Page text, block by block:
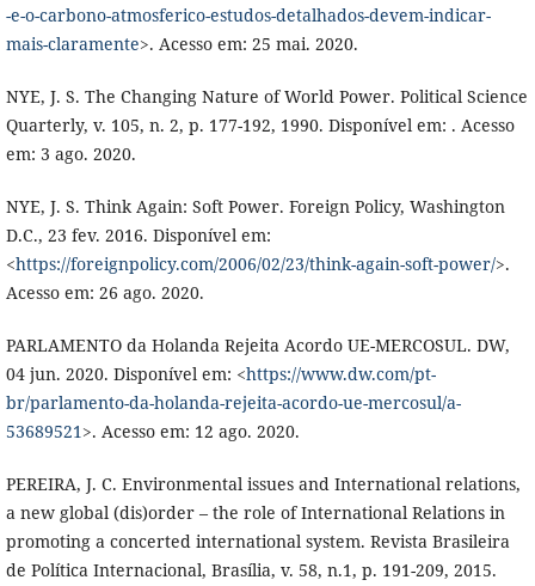
-e-o-carbono-atmosferico-estudos-detalhados-devem-indicar-
mais-claramente>. Acesso em: 25 mai. 2020.
NYE, J. S. The Changing Nature of World Power. Political Science
Quarterly, v. 105, n. 2, p. 177-192, 1990. Disponível em: . Acesso
em: 3 ago. 2020.
NYE, J. S. Think Again: Soft Power. Foreign Policy, Washington
D.C., 23 fev. 2016. Disponível em:
<https://foreignpolicy.com/2006/02/23/think-again-soft-power/>.
Acesso em: 26 ago. 2020.
PARLAMENTO da Holanda Rejeita Acordo UE-MERCOSUL. DW,
04 jun. 2020. Disponível em: <https://www.dw.com/pt-
br/parlamento-da-holanda-rejeita-acordo-ue-mercosul/a-
53689521>. Acesso em: 12 ago. 2020.
PEREIRA, J. C. Environmental issues and International relations,
a new global (dis)order – the role of International Relations in
promoting a concerted international system. Revista Brasileira
de Política Internacional, Brasília, v. 58, n.1, p. 191-209, 2015.